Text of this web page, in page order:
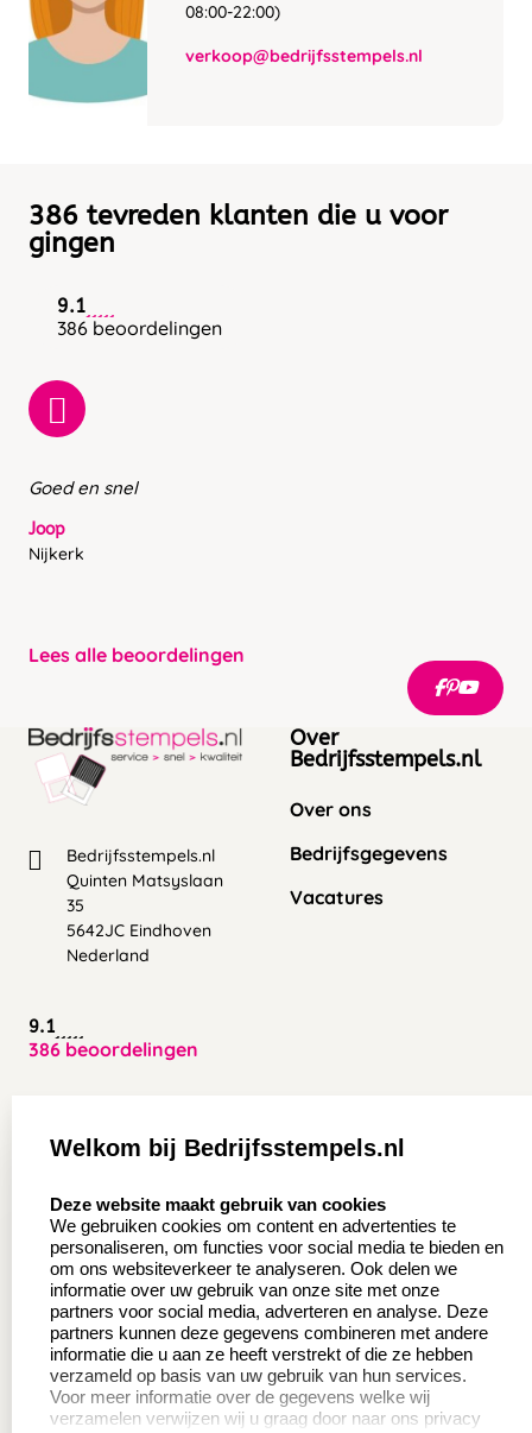
08:00-22:00)
verkoop@bedrijfsstempels.nl
386 tevreden klanten die u voor
gingen
9.1
386 beoordelingen
Goed en snel
Joop
Nijkerk
Lees alle beoordelingen
Bedrijfsstempels.nl
Quinten Matsyslaan
35
5642JC Eindhoven
Nederland
9.1
386 beoordelingen
Over
Bedrijfsstempels.nl
Over ons
Bedrijfsgegevens
Vacatures
Aanvraag op maat
Wederverkoper
worden
Sale
Betaling & Verzending
Contact opnemen
Veel gestelde vragen
Retourneren
Herroepingsrecht
Productinformatie:
Welkom bij Bedrijfsstempels.nl
Deze website maakt gebruik van cookies
We gebruiken cookies om content en advertenties te
personaliseren, om functies voor social media te bieden en
om ons websiteverkeer te analyseren. Ook delen we
informatie over uw gebruik van onze site met onze
partners voor social media, adverteren en analyse. Deze
partners kunnen deze gegevens combineren met andere
informatie die u aan ze heeft verstrekt of die ze hebben
verzameld op basis van uw gebruik van hun services.
Voor meer informatie over de gegevens welke wij
verzamelen verwijzen wij u graag door naar ons privacy